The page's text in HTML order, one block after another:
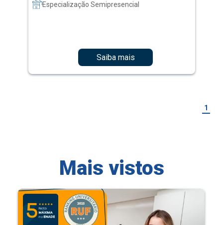
Especialização Semipresencial
Saiba mais
1
Mais vistos